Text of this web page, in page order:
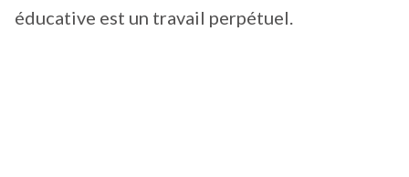
éducative est un travail perpétuel.